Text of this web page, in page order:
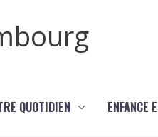
QUOTIDIEN ENFANCE